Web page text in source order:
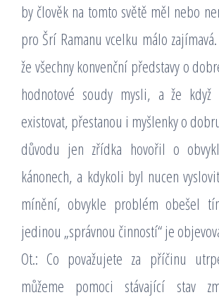
by člověk na tomto světě měl nebo
pro Šrí Ramanu vcelku málo
že všechny konvenční představy o
hodnotové soudy mysli, a že když
existovat, přestanou i myšlenky o
důvodu jen zřídka hovořil o
kánonech, a kdykoli byl nucen
mínění, obvykle problém obešel
jedinou „správnou činností“ je
Ot.: Co považujete za příčinu
můžeme pomoci stávající stav